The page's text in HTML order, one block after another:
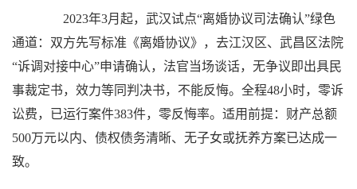
2023年3月起，武汉试点“离婚协议司法确认”绿色
通道：双方先写标准《离婚协议》，去江汉区、武昌区法院
“诉调对接中心”申请确认，法官当场谈话，无争议即出具民
事裁定书，效力等同判决书，不能反悔。全程48小时，零诉
讼费，已运行案件383件，零反悔率。适用前提：财产总额
500万元以内、债权债务清晰、无子女或抚养方案已达成一
致。